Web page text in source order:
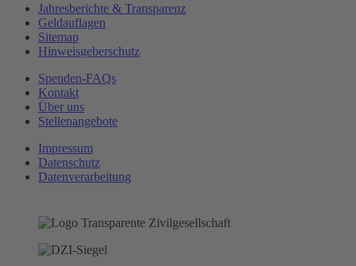
Jahresberichte & Transparenz
Geldauflagen
Sitemap
Hinweisgeberschutz
Spenden-FAQs
Kontakt
Über uns
Stellenangebote
Impressum
Datenschutz
Datenverarbeitung